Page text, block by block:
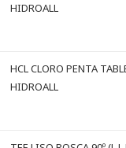
HIDROALL
HCL CLORO PENTA
HIDROALL